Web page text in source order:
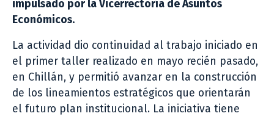
impulsado por la Vicerrectoría de Asuntos
Económicos.
La actividad dio continuidad al trabajo iniciado en
el primer taller realizado en mayo recién pasado,
en Chillán, y permitió avanzar en la construcción
de los lineamientos estratégicos que orientarán
el futuro plan institucional. La iniciativa tiene